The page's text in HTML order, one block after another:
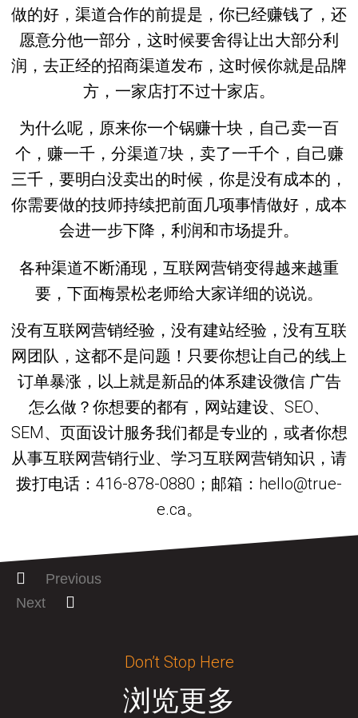
做的好，渠道合作的前提是，你已经赚钱了，还
愿意分他一部分，这时候要舍得让出大部分利
润，去正经的招商渠道发布，这时候你就是品牌
方，一家店打不过十家店。
为什么呢，原来你一个锅赚十块，自己卖一百
个，赚一千，分渠道7块，卖了一千个，自己赚
三千，要明白没卖出的时候，你是没有成本的，
你需要做的技师持续把前面几项事情做好，成本
会进一步下降，利润和市场提升。
各种渠道不断涌现，互联网营销变得越来越重
要，下面梅景松老师给大家详细的说说。
没有互联网营销经验，没有建站经验，没有互联
网团队，这都不是问题！只要你想让自己的线上
订单暴涨，以上就是新品的体系建设微信 广告
怎么做？你想要的都有，网站建设、SEO、
SEM、页面设计服务我们都是专业的，或者你想
从事互联网营销行业、学习互联网营销知识，请
拨打电话：416-878-0880；邮箱：hello@true-
e.ca。
Previous
Next
Don’t Stop Here
浏览更多